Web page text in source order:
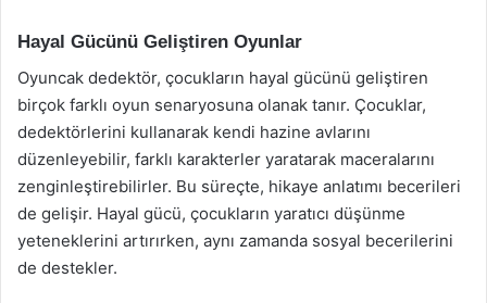
Hayal Gücünü Geliştiren Oyunlar
Oyuncak dedektör, çocukların hayal gücünü geliştiren
birçok farklı oyun senaryosuna olanak tanır. Çocuklar,
dedektörlerini kullanarak kendi hazine avlarını
düzenleyebilir, farklı karakterler yaratarak maceralarını
zenginleştirebilirler. Bu süreçte, hikaye anlatımı becerileri
de gelişir. Hayal gücü, çocukların yaratıcı düşünme
yeteneklerini artırırken, aynı zamanda sosyal becerilerini
de destekler.